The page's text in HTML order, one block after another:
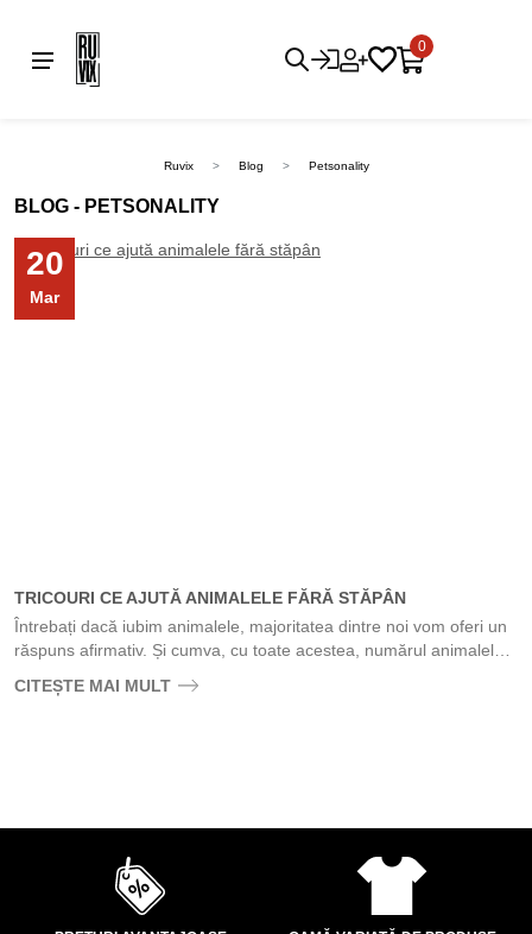
0
Ruvix Blog Petsonality
BLOG - PETSONALITY
20
Mar
TRICOURI CE AJUTĂ ANIMALELE FĂRĂ STĂPÂN
Întrebați dacă iubim animalele, majoritatea dintre noi vom oferi un
răspuns afirmativ. Și cumva, cu toate acestea, numărul animalelor
CITEȘTE MAI MULT